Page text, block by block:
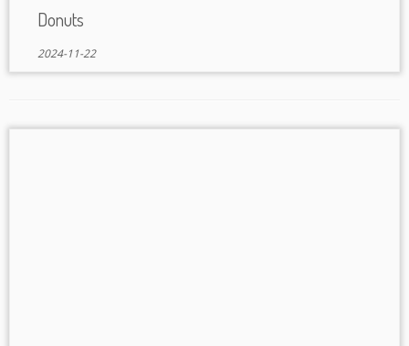
Donuts
2024-11-22